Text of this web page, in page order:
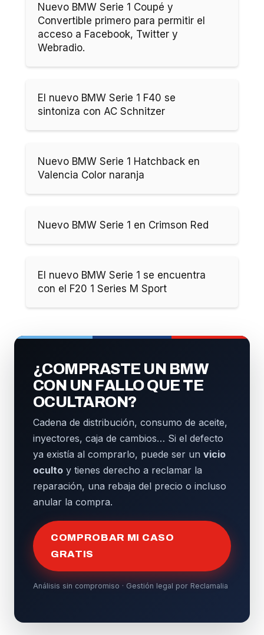
Nuevo BMW Serie 1 Coupé y
Convertible primero para permitir el
acceso a Facebook, Twitter y
Webradio.
El nuevo BMW Serie 1 F40 se
sintoniza con AC Schnitzer
Nuevo BMW Serie 1 Hatchback en
Valencia Color naranja
Nuevo BMW Serie 1 en Crimson Red
El nuevo BMW Serie 1 se encuentra
con el F20 1 Series M Sport
¿COMPRASTE UN BMW
CON UN FALLO QUE TE
OCULTARON?
Cadena de distribución, consumo de aceite,
inyectores, caja de cambios… Si el defecto
ya existía al comprarlo, puede ser un vicio
oculto y tienes derecho a reclamar la
reparación, una rebaja del precio o incluso
anular la compra.
COMPROBAR MI CASO
GRATIS
Análisis sin compromiso · Gestión legal por Reclamalia